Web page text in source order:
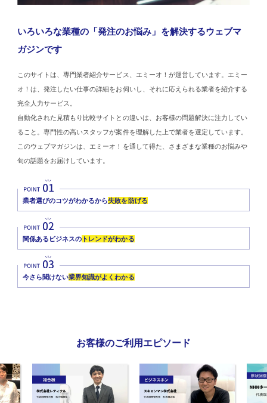
いろいろな業種の「発注のお悩み」を解決するウェブマ
ガジンです
このサイトは、専門業者紹介サービス、エミーオ！が運営しています。エミー
オ！は、発注したい仕事の詳細をお伺いし、それに応えられる業者を紹介する
完全人力サービス。
自動化された見積もり比較サイトとの違いは、お客様の問題解決に注力してい
ること。専門性の高いスタッフが案件を理解した上で業者を選定しています。
このウェブマガジンは、エミーオ！を通して得た、さまざまな業種のお悩みや
旬の話題をお届けしています。
業者選びのコツがわかるから失敗を防げる
関係あるビジネスの トレンドがわかる
今さら聞けない業界知識がよくわかる
お客様のご利用エピソード